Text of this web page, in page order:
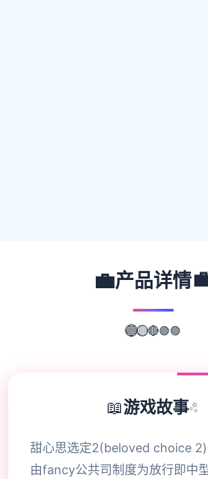
💼产品详情
🔵🟡🔴🟢🟣
📖游戏故事✨
甜心思选定2(beloved choice
由fancy公共司制度为放行即中